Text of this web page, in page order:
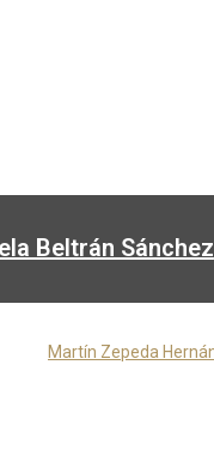
Beltrán Sánchez